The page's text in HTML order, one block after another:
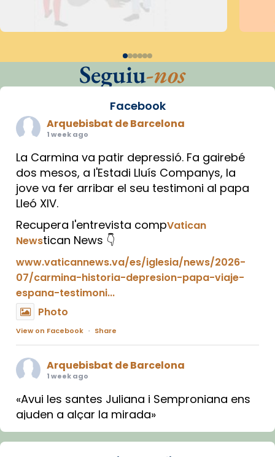
Seguiu-nos
Facebook
Arquebisbat de Barcelona
1 week ago
La Carmina va patir depressió. Fa gairebé
dos mesos, a l'Estadi Lluís Companys, la
jove va fer arribar el seu testimoni al papa
Lleó XIV.
Recupera l'entrevista compVatican
Newstican News 👇
www.vaticannews.va/es/iglesia/news/2026-
07/carmina-historia-depresion-papa-viaje-
espana-testimoni...
Photo
View on Facebook · Share
Arquebisbat de Barcelona
1 week ago
«Avui les santes Juliana i Semproniana ens
ajuden a alçar la mirada»
Mons. Sergi Gordo, bisbe de Tortosa, ha